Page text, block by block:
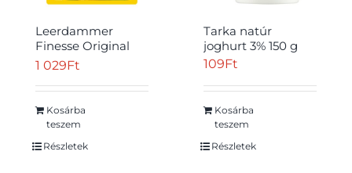
Leerdammer
Finesse Original
laktózmentes,
sajt 8 db 80 g
1 029Ft
Kosárba
teszem
Részletek
Tarka natúr
joghurt 3% 150 g
109Ft
Kosárba
teszem
Részletek